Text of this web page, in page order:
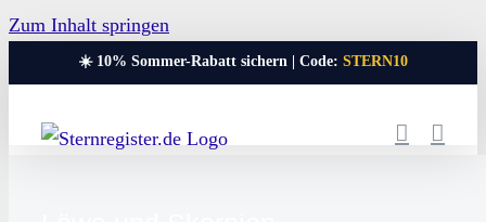
Zum Inhalt springen
☀️ 10% Sommer-Rabatt sichern | Code: STERN10